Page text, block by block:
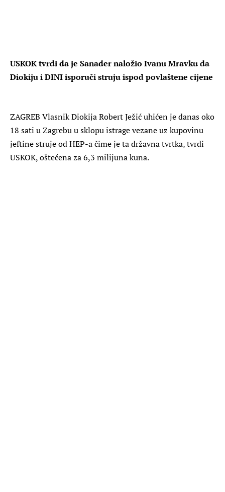
USKOK tvrdi da je Sanader naložio Ivanu Mravku da
Diokiju i DINI isporuči struju ispod povlaštene cijene
ZAGREB Vlasnik Diokija Robert Ježić uhićen je danas oko
18 sati u Zagrebu u sklopu istrage vezane uz kupovinu
jeftine struje od HEP-a čime je ta državna tvrtka, tvrdi
USKOK, oštećena za 6,3 milijuna kuna.